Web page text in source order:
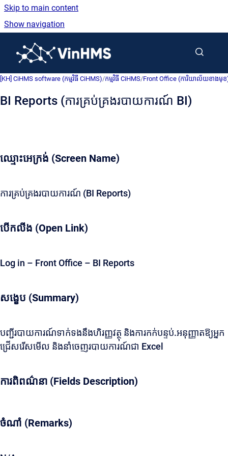
Skip to main content
Show navigation
[KH] CiHMS software (កម្មវិធី CiHMS)/កម្មវិធី CiHMS/Front Office (ការិយាល័យខាងមុ
BI Reports (ការគ្រប់គ្រងរបាយការណ៍ BI)
ឈ្មោះអេក្រង់ (Screen Name)
ការគ្រប់គ្រងរបាយការណ៍ (BI Reports)
បើកលីង (Open Link)
Log in – Front Office – BI Reports
សង្ខេប (Summary)
បញ្ជីរបាយការណ៍ទាក់ទងនឹងហិរញ្ញវត្ថុ និងការកក់បន្ទប់.អនុញ្ញាតឱ្យអ្នក
ជ្រើសរើសមើល និងនាំចេញរបាយការណ៍ជា Excel
ការពិពណ៌នា (Fields Description)
ចំណាំ (Remarks)